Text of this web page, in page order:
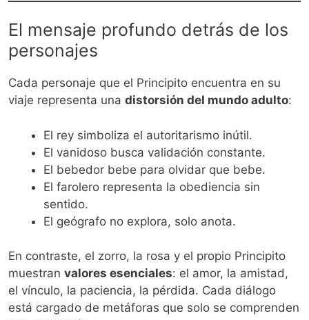
El mensaje profundo detrás de los
personajes
Cada personaje que el Principito encuentra en su
viaje representa una distorsión del mundo adulto:
El rey simboliza el autoritarismo inútil.
El vanidoso busca validación constante.
El bebedor bebe para olvidar que bebe.
El farolero representa la obediencia sin
sentido.
El geógrafo no explora, solo anota.
En contraste, el zorro, la rosa y el propio Principito
muestran valores esenciales: el amor, la amistad,
el vínculo, la paciencia, la pérdida. Cada diálogo
está cargado de metáforas que solo se comprenden